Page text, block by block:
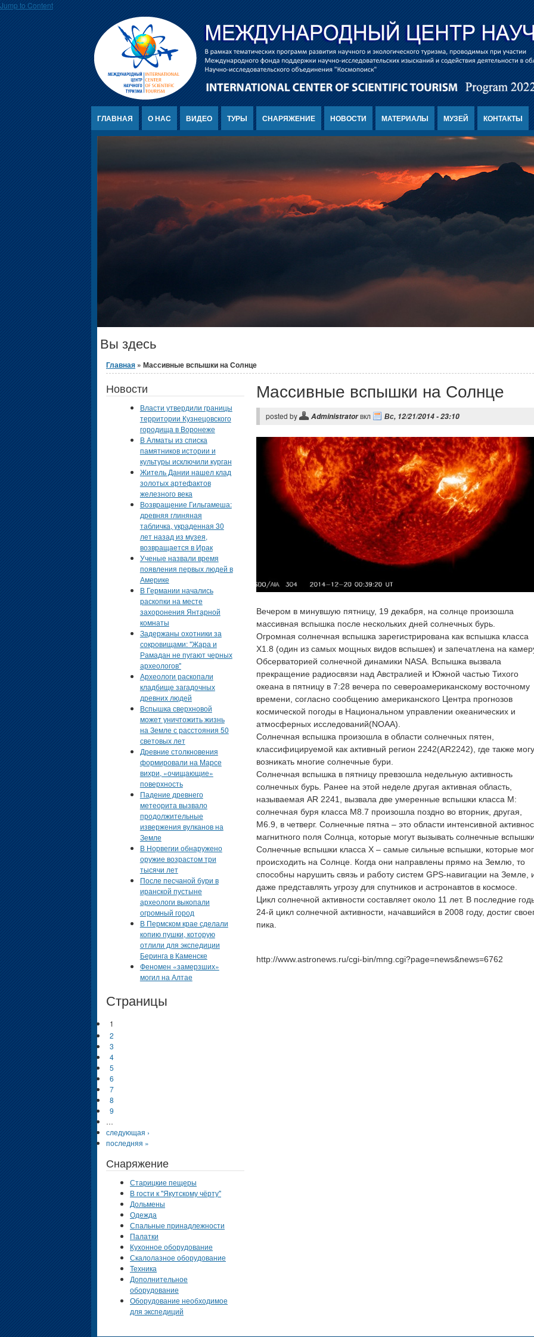
Jump to Content
ГЛАВНАЯ О НАС ВИДЕО ТУРЫ СНАРЯЖЕНИЕ НОВОСТИ МАТЕРИАЛЫ МУЗЕЙ КОНТАКТЫ
Вы здесь
Главная » Массивные вспышки на Солнце
Массивные вспышки на Солнце
posted by Administratorвкл Вс, 12/21/2014 - 23:10
Вечером в минувшую пятницу, 19 декабря, на солнце произошла
массивная вспышка после нескольких дней солнечных бурь.
Огромная солнечная вспышка зарегистрирована как вспышка класса
X1.8 (один из самых мощных видов вспышек) и запечатлена на
Обсерваторией солнечной динамики NASA. Вспышка вызвала
прекращение радиосвязи над Австралией и Южной частью Тихого
океана в пятницу в 7:28 вечера по североамериканскому восточному
времени, согласно сообщению американского Центра прогнозов
космической погоды в Национальном управлении океанических и
атмосферных исследований(NOAA).
Солнечная вспышка произошла в области солнечных пятен,
классифицируемой как активный регион 2242(AR2242), где также
возникать многие солнечные бури.
Солнечная вспышка в пятницу превзошла недельную активность
солнечных бурь. Ранее на этой неделе другая активная область,
называемая AR 2241, вызвала две умеренные вспышки класса M:
солнечная буря класса M8.7 произошла поздно во вторник, другая,
M6.9, в четверг. Солнечные пятна – это области интенсивной
магнитного поля Солнца, которые могут вызывать солнечные
Солнечные вспышки класса X – самые сильные вспышки, которые
происходить на Солнце. Когда они направлены прямо на Землю, то
способны нарушить связь и работу систем GPS-навигации на Земле,
даже представлять угрозу для спутников и астронавтов в космосе.
Цикл солнечной активности составляет около 11 лет. В последние
24-й цикл солнечной активности, начавшийся в 2008 году, достиг
пика.
http://www.astronews.ru/cgi-bin/mng.cgi?page=news&news=6762
Новости
Власти утвердили границы
территории Кузнецовского
городища в Воронеже
В Алматы из списка
памятников истории и
культуры исключили курган
Житель Дании нашел клад
золотых артефактов
железного века
Возвращение Гильгамеша:
древняя глиняная
табличка, украденная 30
лет назад из музея,
возвращается в Ирак
Ученые назвали время
появления первых людей в
Америке
В Германии начались
раскопки на месте
захоронения Янтарной
комнаты
Задержаны охотники за
сокровищами: "Жара и
Рамадан не пугают черных
археологов"
Археологи раскопали
кладбище загадочных
древних людей
Вспышка сверхновой
может уничтожить жизнь
на Земле с расстояния 50
световых лет
Древние столкновения
формировали на Марсе
вихри, «очищающие»
поверхность
Падение древнего
метеорита вызвало
продолжительные
извержения вулканов на
Земле
В Норвегии обнаружено
оружие возрастом три
тысячи лет
После песчаной бури в
иранской пустыне
археологи выкопали
огромный город
В Пермском крае сделали
копию пушки, которую
отлили для экспедиции
Беринга в Каменске
Феномен «замерзших»
могил на Алтае
Страницы
1
2
3
4
5
6
7
8
9
…
следующая ›
последняя »
Снаряжение
Старицкие пещеры
В гости к "Якутскому чёрту"
Дольмены
Одежда
Спальные принадлежности
Палатки
Кухонное оборудование
Скалолазное оборудование
Техника
Дополнительное
оборудование
Оборудование необходимое
для экспедиций